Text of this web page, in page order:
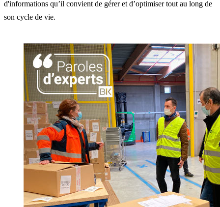
d'informations qu’il convient de gérer et d’optimiser tout au long de
son cycle de vie.